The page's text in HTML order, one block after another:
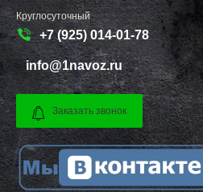
Круглосуточный
+7 (925) 014-01-78
info@1navoz.ru
Заказать звонок